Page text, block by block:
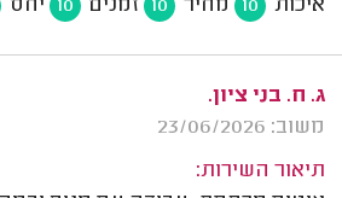
איכות 10 מחיר 10 זמנים 10 יחס
ג. ח. בני ציון.
משוב: 23/06/2026
תיאור השירות: